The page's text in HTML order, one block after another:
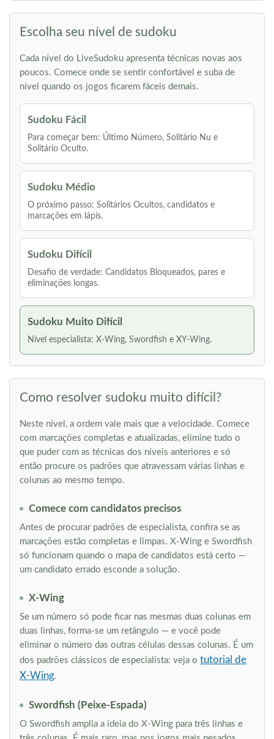
Escolha seu nível de sudoku
Cada nível do LiveSudoku apresenta técnicas novas aos
poucos. Comece onde se sentir confortável e suba de
nível quando os jogos ficarem fáceis demais.
Sudoku Fácil
Para começar bem: Último Número, Solitário Nu e
Solitário Oculto.
Sudoku Médio
O próximo passo: Solitários Ocultos, candidatos e
marcações em lápis.
Sudoku Difícil
Desafio de verdade: Candidatos Bloqueados, pares e
eliminações longas.
Sudoku Muito Difícil
Nível especialista: X-Wing, Swordfish e XY-Wing.
Como resolver sudoku muito difícil?
Neste nível, a ordem vale mais que a velocidade. Comece
com marcações completas e atualizadas, elimine tudo o
que puder com as técnicas dos níveis anteriores e só
então procure os padrões que atravessam várias linhas e
colunas ao mesmo tempo.
Comece com candidatos precisos
Antes de procurar padrões de especialista, confira se as
marcações estão completas e limpas. X-Wing e Swordfish
só funcionam quando o mapa de candidatos está certo —
um candidato errado esconde a solução.
X-Wing
Se um número só pode ficar nas mesmas duas colunas em
duas linhas, forma-se um retângulo — e você pode
eliminar o número das outras células dessas colunas. É um
dos padrões clássicos de especialista: veja o tutorial de
X-Wing.
Swordfish (Peixe-Espada)
O Swordfish amplia a ideia do X-Wing para três linhas e